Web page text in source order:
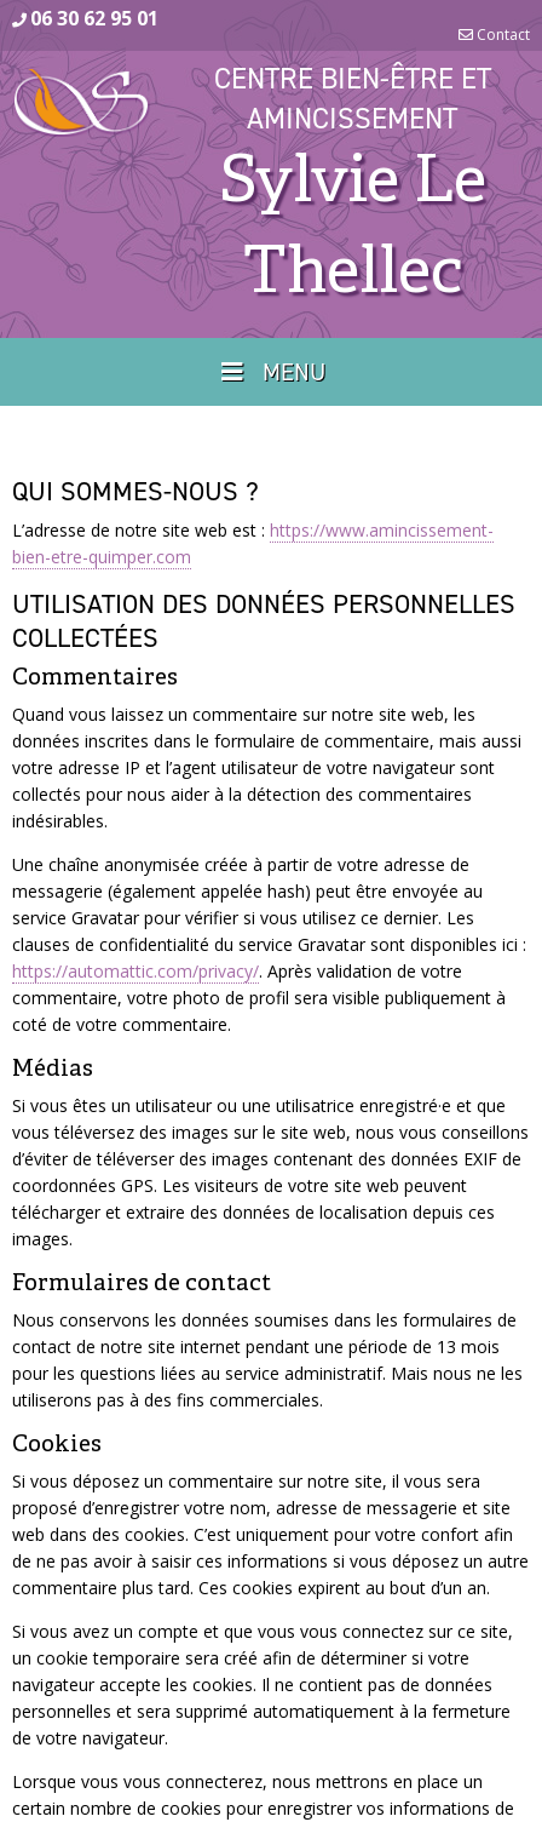
06 30 62 95 01
Contact
CENTRE BIEN-ÊTRE ET
AMINCISSEMENT
Sylvie Le
Thellec
MENU
QUI SOMMES-NOUS ?
L’adresse de notre site web est : https://www.amincissement-
bien-etre-quimper.com
UTILISATION DES DONNÉES PERSONNELLES
COLLECTÉES
Commentaires
Quand vous laissez un commentaire sur notre site web, les
données inscrites dans le formulaire de commentaire, mais aussi
votre adresse IP et l’agent utilisateur de votre navigateur sont
collectés pour nous aider à la détection des commentaires
indésirables.
Une chaîne anonymisée créée à partir de votre adresse de
messagerie (également appelée hash) peut être envoyée au
service Gravatar pour vérifier si vous utilisez ce dernier. Les
clauses de confidentialité du service Gravatar sont disponibles ici :
https://automattic.com/privacy/. Après validation de votre
commentaire, votre photo de profil sera visible publiquement à
coté de votre commentaire.
Médias
Si vous êtes un utilisateur ou une utilisatrice enregistré·e et que
vous téléversez des images sur le site web, nous vous conseillons
d’éviter de téléverser des images contenant des données EXIF de
coordonnées GPS. Les visiteurs de votre site web peuvent
télécharger et extraire des données de localisation depuis ces
images.
Formulaires de contact
Nous conservons les données soumises dans les formulaires de
contact de notre site internet pendant une période de 13 mois
pour les questions liées au service administratif. Mais nous ne les
utiliserons pas à des fins commerciales.
Cookies
Si vous déposez un commentaire sur notre site, il vous sera
proposé d’enregistrer votre nom, adresse de messagerie et site
web dans des cookies. C’est uniquement pour votre confort afin
de ne pas avoir à saisir ces informations si vous déposez un autre
commentaire plus tard. Ces cookies expirent au bout d’un an.
Si vous avez un compte et que vous vous connectez sur ce site,
un cookie temporaire sera créé afin de déterminer si votre
navigateur accepte les cookies. Il ne contient pas de données
personnelles et sera supprimé automatiquement à la fermeture
de votre navigateur.
Lorsque vous vous connecterez, nous mettrons en place un
certain nombre de cookies pour enregistrer vos informations de